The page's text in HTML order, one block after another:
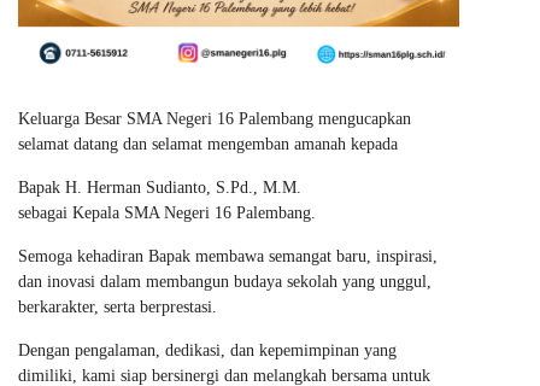
Keluarga Besar SMA Negeri 16 Palembang mengucapkan
selamat datang dan selamat mengemban amanah kepada
Bapak H. Herman Sudianto, S.Pd., M.M.
sebagai Kepala SMA Negeri 16 Palembang.
Semoga kehadiran Bapak membawa semangat baru, inspirasi,
dan inovasi dalam membangun budaya sekolah yang unggul,
berkarakter, serta berprestasi.
Dengan pengalaman, dedikasi, dan kepemimpinan yang
dimiliki, kami siap bersinergi dan melangkah bersama untuk